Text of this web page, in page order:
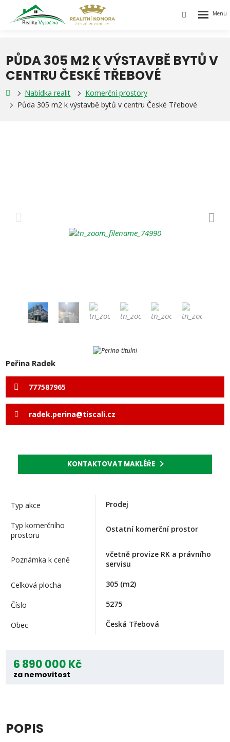
Vyhledávání
PŮDA 305 M2 K VÝSTAVBĚ BYTŮ V
CENTRU ČESKÉ TŘEBOVÉ
Nabídka realit
Komerční prostory
Půda 305 m2 k výstavbě bytů v centru České Třebové
Peřina Radek
777587965
radek.perina@tiscali.cz
KONTAKTOVAT MAKLÉŘE
Typ akce Prodej
Typ komerčního
prostoru
Ostatní komerční prostor
Poznámka k ceně
včetně provize RK a právního
servisu
Celková plocha 305 (m2)
Číslo 5275
Obec Česká Třebová
6 890 000 Kč
za nemovitost
POPIS